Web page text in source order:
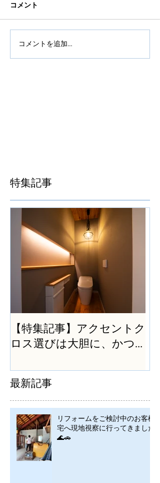
コメント
コメントを追加…
特集記事
【特集記事】アクセントク
ロス選びは大胆に、かつ
最新記事
リフォームをご検討中のお客様
宅へ現地視察に行ってきました
🌊🚗